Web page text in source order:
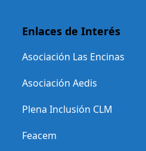
Enlaces de Interés
Asociación Las Encinas
Asociación Aedis
Plena Inclusión CLM
Feacem